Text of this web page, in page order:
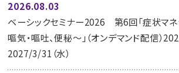
2026.08.03
ベーシックセミナー2026 第6回「症状マ
嘔気・嘔吐、便秘～」（オンデマンド配信）
2027/3/31（水）